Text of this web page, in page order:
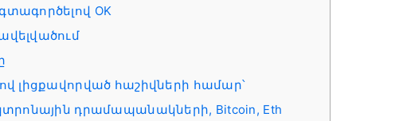
OK
լիցքավորված հաշիվների համար՝
դրամապանակների, Bitcoin, Eth